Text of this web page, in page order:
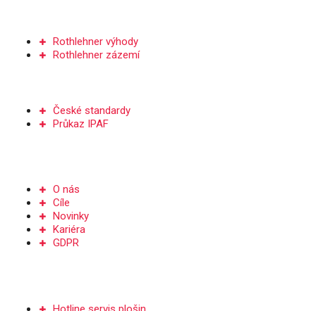
Rothlehner výhody
Rothlehner zázemí
České standardy
Průkaz IPAF
O nás
Cíle
Novinky
Kariéra
GDPR